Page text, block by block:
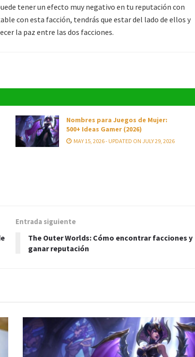
tener un efecto muy negativo en tu reputación con
con esta facción, tendrás que estar del lado de ellos y
la paz entre las dos facciones.
Nombres para Juegos de Mujer:
500+ Ideas Gamer (2026)
MAY 15, 2026 - UPDATED ON JULY 29, 2026
Entrada siguiente
The Outer Worlds: Cómo encontrar facciones y
ganar reputación